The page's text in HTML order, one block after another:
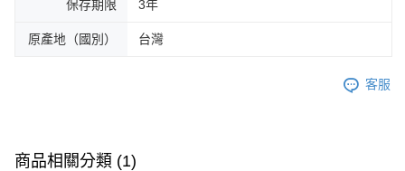
保存期限 3年
原產地（國別） 台灣
客服
商品相關分類 (1)